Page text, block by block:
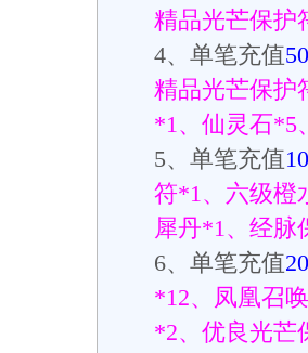
精品光芒保护
4、单笔充值
精品光芒保护
*1、仙灵石*5
5、单笔充值
符*1、六级橙
犀丹*1、经脉
6、单笔充值
*12、凤凰召
*2、优良光芒